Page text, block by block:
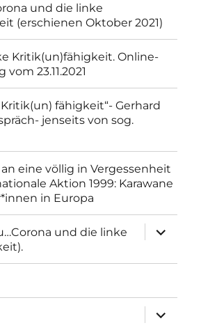
und die linke
(erschienen Oktober 2021)
Kritik(un)fähigkeit. Online-
23.11.2021
fähigkeit“- Gerhard
jenseits von sog.
eine völlig in Vergessenheit
Aktion 1999: Karawane
in Europa
und die linke
anzeigen
anzeigen